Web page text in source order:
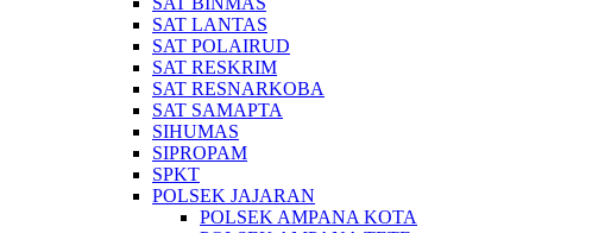
SAT LANTAS
SAT POLAIRUD
SAT RESKRIM
SAT RESNARKOBA
SAT SAMAPTA
SIHUMAS
SIPROPAM
SPKT
POLSEK JAJARAN
POLSEK AMPANA KOTA